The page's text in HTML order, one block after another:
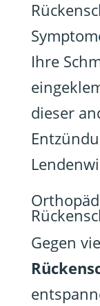
Ihre
dieser
Gegen